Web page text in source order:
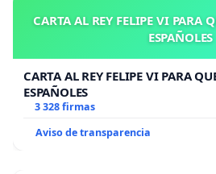
CARTA AL REY FELIPE VI PARA
ESPAÑOLES
CARTA AL REY FELIPE VI PARA
ESPAÑOLES
3 328 firmas
Aviso de transparencia